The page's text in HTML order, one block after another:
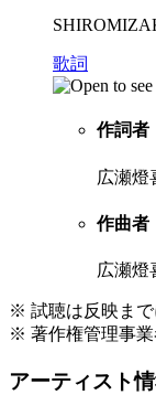
歌詞
作詞者
広瀬燈
作曲者
広瀬燈
※ 試聴は反映まで
※ 著作権管理事業
アーティスト